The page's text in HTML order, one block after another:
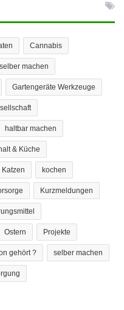
Cannabis
machen
Gartengeräte Werkzeuge
haltbar machen
& Küche
Katzen kochen
Kurzmeldungen
Ostern Projekte
gehört ? selber machen